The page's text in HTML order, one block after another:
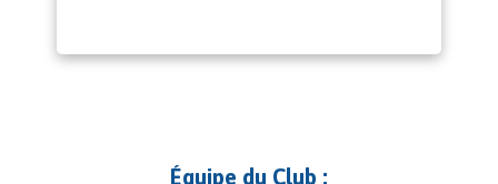
Équipe du Club :